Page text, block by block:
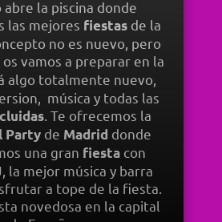
abre la piscina donde
las mejores fiestasde la
no es nuevo, pero
os vamos a preparar en la
algo totalmente nuevo,
música y todas las
. ​Te ofrecemos la
Party de Madrid donde
una gran fiesta con
la mejor música y barra
a tope de la fiesta.
novedosa en la capital